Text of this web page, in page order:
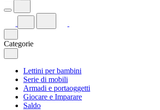
Categorie
Lettini per bambini
Serie di mobili
Armadi e portaoggetti
Giocare e Imparare
Saldo